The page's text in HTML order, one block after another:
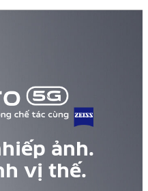
ảnh.
vị thế.